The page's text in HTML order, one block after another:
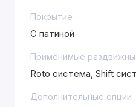
Покрытие
С патиной
Применимые
Roto система, Shift
Дополнительные опции